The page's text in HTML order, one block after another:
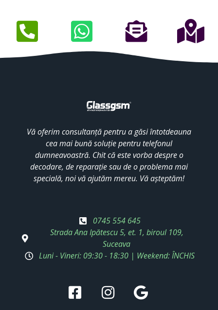
Vă oferim consultanță pentru a găsi întotdeauna
cea mai bună soluție pentru telefonul
dumneavoastră. Chit că este vorba despre o
decodare, de reparație sau de o problema mai
specială, noi vă ajutăm mereu. Vă așteptăm!
0745 554 645
Strada Ana Ipătescu 5, et. 1, biroul 109,
Suceava
Luni - Vineri: 09:30 - 18:30 | Weekend: ÎNCHIS